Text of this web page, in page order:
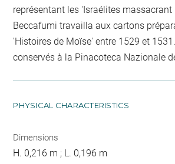
représentant les 'Israélites massacrant
Beccafumi travailla aux cartons
'Histoires de Moïse' entre 1529 et
conservés à la Pinacoteca Nazionale
PHYSICAL CHARACTERISTICS
Dimensions
H. 0,216 m ; L. 0,196 m